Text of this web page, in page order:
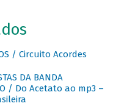
/ Circuito Acordes
DA BANDA
/ Do Acetato ao mp3 –